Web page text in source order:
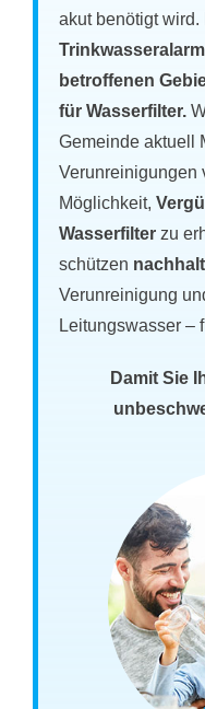
akut benötigt wird.
betroffenen
für Wasserfilter.
Gemeinde aktuell
Verunreinigungen
Möglichkeit,
Wasserfilter zu
schützen
Verunreinigung
Leitungswasser –
Damit Sie